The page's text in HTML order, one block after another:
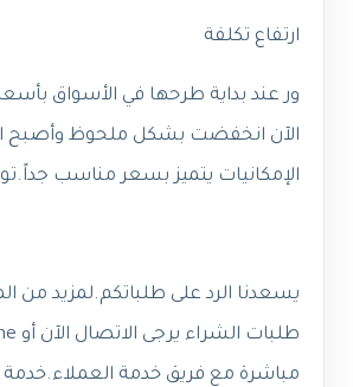
ارتفاع تكلفة
ور عند بداية طرحها في الأسواق
الآن انخفضت بشكل ملحوظ وأصبح
الإمكانيات يتميز بسعر مناسب
يسعدنا الرد على طلباتكم.لمزيد من
مباشرة مع فريق خدمة العملاء.خدمة